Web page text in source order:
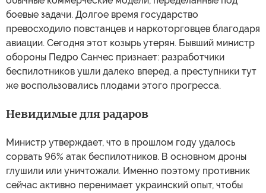
боевые задачи. Долгое время государство
превосходило повстанцев и наркоторговцев благодаря
авиации. Сегодня этот козырь утерян. Бывший министр
обороны Педро Санчес признает: разработчики
беспилотников ушли далеко вперед, а преступники тут
же воспользовались плодами этого прогресса.
Невидимые для радаров
Министр утверждает, что в прошлом году удалось
сорвать 96% атак беспилотников. В основном дроны
глушили или уничтожали. Именно поэтому противник
сейчас активно перенимает украинский опыт, чтобы